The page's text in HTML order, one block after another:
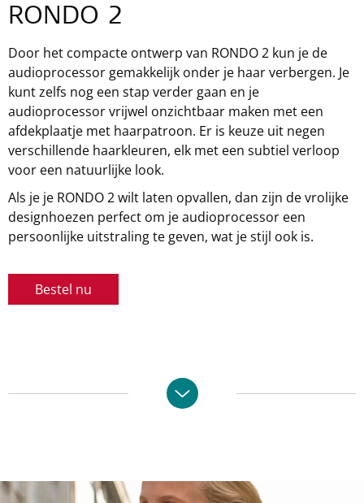
RONDO 2
Door het compacte ontwerp van RONDO 2 kun je de
audioprocessor gemakkelijk onder je haar verbergen. Je
kunt zelfs nog een stap verder gaan en je
audioprocessor vrijwel onzichtbaar maken met een
afdekplaatje met haarpatroon. Er is keuze uit negen
verschillende haarkleuren, elk met een subtiel verloop
voor een natuurlijke look.
Als je je RONDO 2 wilt laten opvallen, dan zijn de vrolijke
designhoezen perfect om je audioprocessor een
persoonlijke uitstraling te geven, wat je stijl ook is.
Bestel nu